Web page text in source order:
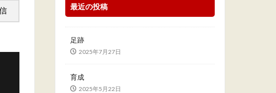
最近の投稿
足跡
2025年7月27日
育成
2025年5月22日